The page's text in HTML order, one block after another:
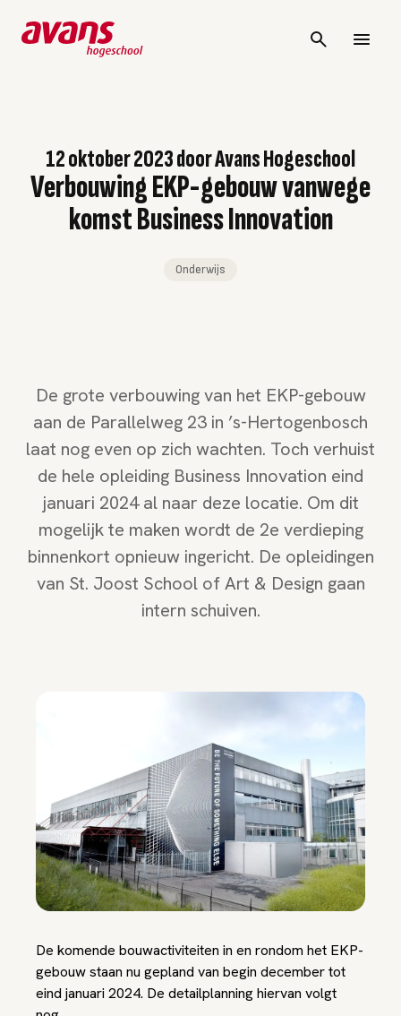
12 oktober 2023doorAvans Hogeschool
Verbouwing EKP-gebouw vanwege
komst Business Innovation
Onderwijs
De grote verbouwing van het EKP-gebouw
aan de Parallelweg 23 in ’s-Hertogenbosch
laat nog even op zich wachten. Toch verhuist
de hele opleiding Business Innovation eind
januari 2024 al naar deze locatie. Om dit
mogelijk te maken wordt de 2e verdieping
binnenkort opnieuw ingericht. De opleidingen
van St. Joost School of Art & Design gaan
intern schuiven.
De komende bouwactiviteiten in en rondom het EKP-
gebouw staan nu gepland van begin december tot
eind januari 2024. De detailplanning hiervan volgt